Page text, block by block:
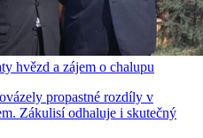
hvězd a zájem o chalupu
propastné rozdíly v
Zákulisí odhaluje i skutečný